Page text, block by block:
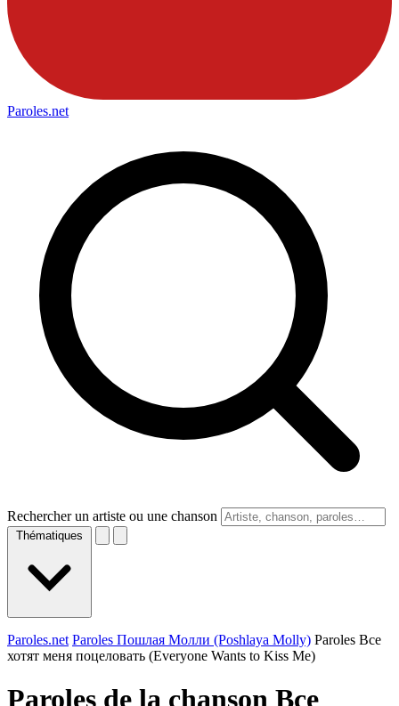
Paroles.net
Rechercher un artiste ou une chanson
Thématiques
Paroles.net Paroles Пошлая Молли (Poshlaya Molly) Paroles Все
хотят меня поцеловать (Everyone Wants to Kiss Me)
Paroles de la chanson Все